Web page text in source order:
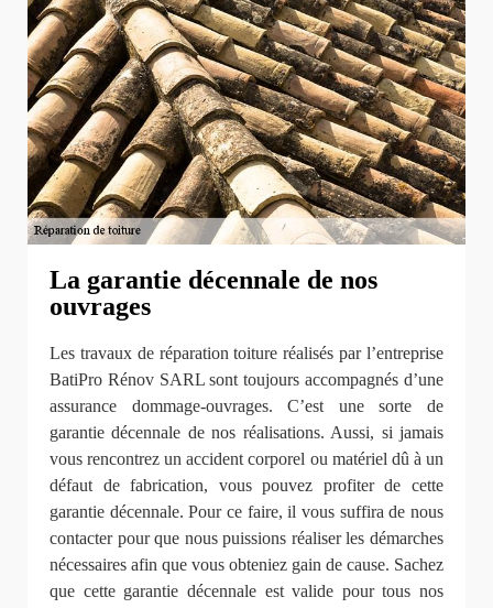
La garantie décennale de nos
ouvrages
Les travaux de réparation toiture réalisés par l’entreprise
BatiPro Rénov SARL sont toujours accompagnés d’une
assurance dommage-ouvrages. C’est une sorte de
garantie décennale de nos réalisations. Aussi, si jamais
vous rencontrez un accident corporel ou matériel dû à un
défaut de fabrication, vous pouvez profiter de cette
garantie décennale. Pour ce faire, il vous suffira de nous
contacter pour que nous puissions réaliser les démarches
nécessaires afin que vous obteniez gain de cause. Sachez
que cette garantie décennale est valide pour tous nos